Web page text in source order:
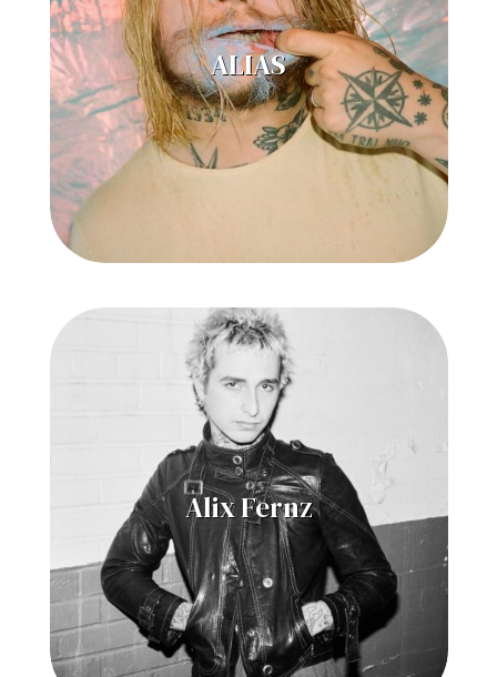
ALIAS
Alix Fernz